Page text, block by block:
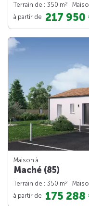
Terrain de : 350 m2 |
à partir de 217 950
Maison à
Maché (85)
Terrain de : 350 m2 |
à partir de 175 288